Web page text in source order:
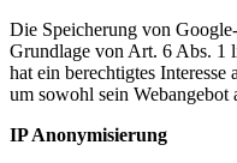
Die Speicherung von
Grundlage von Art. 6 Abs. 1
hat ein berechtigtes Interesse
um sowohl sein Webangebot
IP Anonymisierung